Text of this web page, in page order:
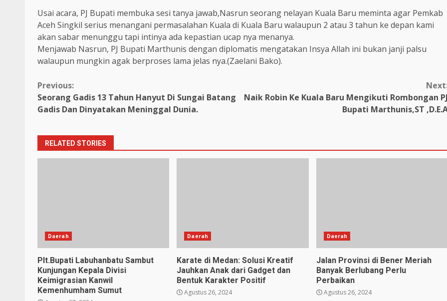
Usai acara, PJ Bupati membuka sesi tanya jawab,Nasrun seorang nelayan Kuala Baru meminta agar Pemkab
Aceh Singkil serius menangani permasalahan Kuala di Kuala Baru walaupun 2 atau 3 tahun ke depan kami
akan sabar menunggu tapi intinya ada kepastian ucap nya menanya.
Menjawab Nasrun, PJ Bupati Marthunis dengan diplomatis mengatakan Insya Allah ini bukan janji palsu
walaupun mungkin agak berproses lama jelas nya.(Zaelani Bako).
Continue
Reading
Previous:
Seorang Gadis 13 Tahun Hanyut Di Sungai Batang
Gadis Dan Dinyatakan Meninggal Dunia.
Naik Robin Ke Kuala Baru Mengikuti Rombongan
Bupati Marthunis,ST
RELATED STORIES
Daerah
Plt.Bupati Labuhanbatu Sambut
Kunjungan Kepala Divisi
Keimigrasian Kanwil
Kemenhumham Sumut
Daerah
Karate di Medan: Solusi Kreatif
Jauhkan Anak dari Gadget dan
Bentuk Karakter Positif
Agustus 26, 2024
Daerah
Jalan Provinsi di Bener Meriah
Banyak Berlubang Perlu
Perbaikan
Agustus 26, 2024